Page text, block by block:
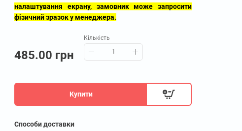
налаштування екрану, замовник може запросити
фізичний зразок у менеджера.
485.00 грн
Кількість
Купити
Способи доставки